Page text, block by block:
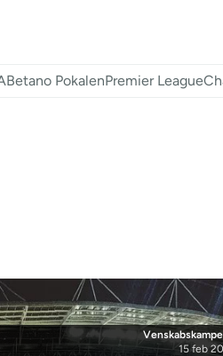
Betano PokalenPremier League
15 feb